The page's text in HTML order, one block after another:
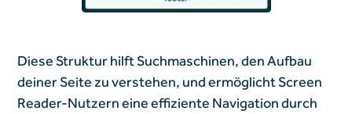
Diese Struktur hilft Suchmaschinen, den Aufbau
deiner Seite zu verstehen, und ermöglicht Screen
Reader-Nutzern eine effiziente Navigation durch